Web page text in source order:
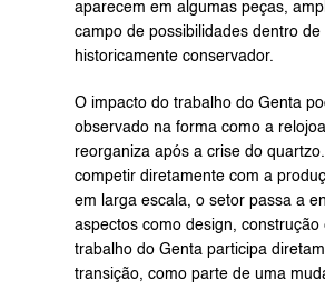
aparecem em algumas peças,
campo de possibilidades dentro de
historicamente conservador.
O impacto do trabalho do Genta
observado na forma como a
reorganiza após a crise do
competir diretamente com a
em larga escala, o setor passa a
aspectos como design, construção
trabalho do Genta participa
transição, como parte de uma